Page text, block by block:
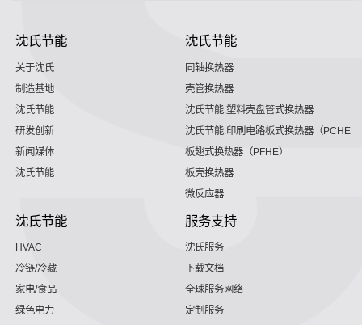
沈氏节能
关于沈氏
制造基地
沈氏节能
研发创新
新闻媒体
沈氏节能
沈氏节能
同轴换热器
壳管换热器
沈氏节能:塑料壳盘管式换热器
沈氏节能:印刷电路板式换热器（PCHE）
板翅式换热器（PFHE）
板壳换热器
微反应器
沈氏节能
HVAC
冷链/冷藏
家电/食品
绿色电力
服务支持
沈氏服务
下载文档
全球服务网络
定制服务